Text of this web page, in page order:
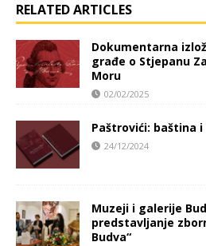
RELATED ARTICLES
Dokumentarna
građe o Stjepanu
Moru
02/02/2025
Paštrovići: baština i
24/12/2024
Muzeji i galerije
predstavljanje
Budva“